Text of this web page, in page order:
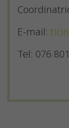
E-mail:
Tel: 076